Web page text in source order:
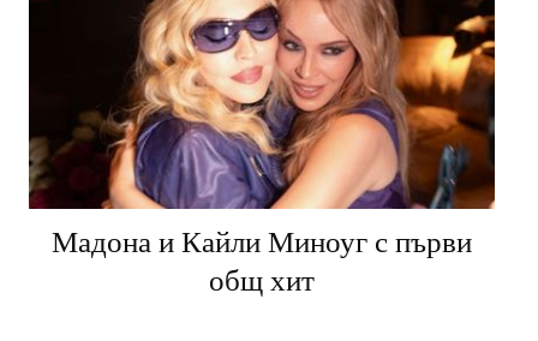
Мадона и Кайли Миноуг с първи
общ хит